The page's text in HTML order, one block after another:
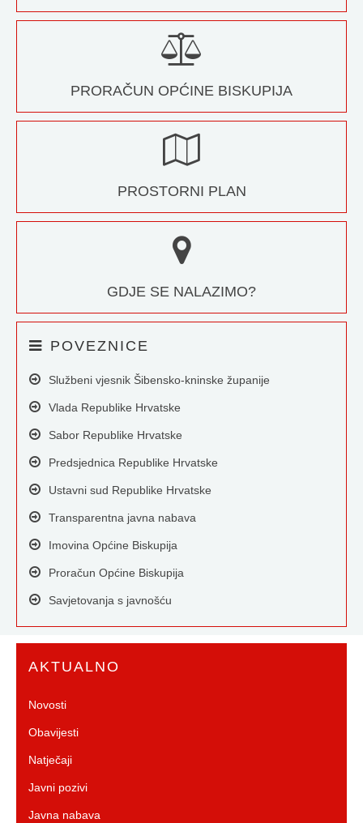
PRORAČUN OPĆINE BISKUPIJA
PROSTORNI PLAN
GDJE SE NALAZIMO?
POVEZNICE
Službeni vjesnik Šibensko-kninske županije
Vlada Republike Hrvatske
Sabor Republike Hrvatske
Predsjednica Republike Hrvatske
Ustavni sud Republike Hrvatske
Transparentna javna nabava
Imovina Općine Biskupija
Proračun Općine Biskupija
Savjetovanja s javnošću
AKTUALNO
Novosti
Obavijesti
Natječaji
Javni pozivi
Javna nabava